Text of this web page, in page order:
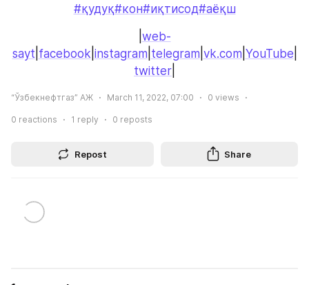
#қудуқ#кон#иқтисод#аёқш
web-
sayt facebook instagram telegram vk.com YouTube
twitter
“Ўзбекнефтгаз” АЖ March 11, 2022, 07:00 0 views
0 reactions 1 reply 0 reposts
Repost Share